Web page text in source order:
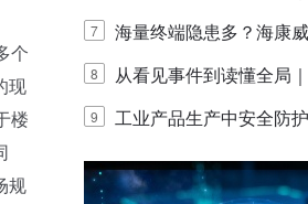
个
现
楼
规
E IQ 3.20开启安防运营
7
海量终端隐患多？海康
联安全产品，四层守护
8
从看见事件到读懂全局
E IQ 3.20开启安防运营
9
工业产品生产中安全防
的实践与探讨